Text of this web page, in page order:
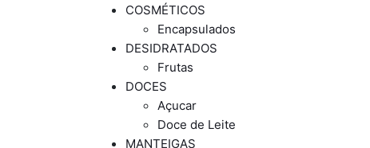
COSMÉTICOS
Encapsulados
DESIDRATADOS
Frutas
DOCES
Açucar
Doce de Leite
MANTEIGAS